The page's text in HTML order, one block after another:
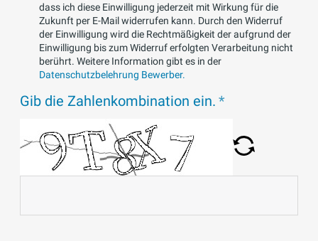
dass ich diese Einwilligung jederzeit mit Wirkung für die
Zukunft per E-Mail widerrufen kann. Durch den Widerruf
der Einwilligung wird die Rechtmäßigkeit der aufgrund der
Einwilligung bis zum Widerruf erfolgten Verarbeitung nicht
berührt. Weitere Information gibt es in der
Datenschutzbelehrung Bewerber.
Gib die Zahlenkombination ein.